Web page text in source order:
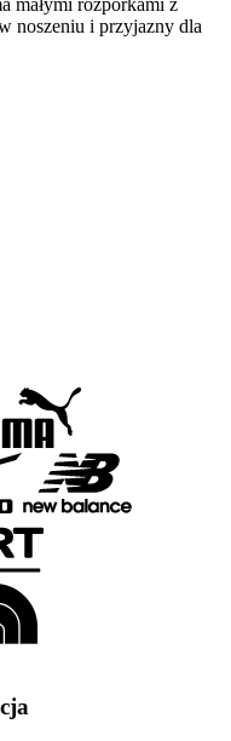
małymi rozporkami z
noszeniu i przyjazny dla